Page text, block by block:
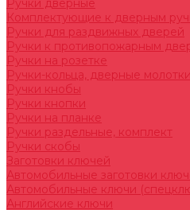
Ручки дверные
Комплектующие к дверным
Ручки для раздвижных дверей
Ручки к противопожарным
Ручки на розетке
Ручки-кольца, дверные
Ручки кнобы
Ручки кнопки
Ручки на планке
Ручки раздельные, комплект
Ручки скобы
Заготовки ключей
Автомобильные заготовки
Автомобильные ключи
Английские ключи